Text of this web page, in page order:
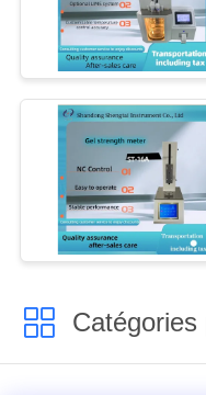
Catégories